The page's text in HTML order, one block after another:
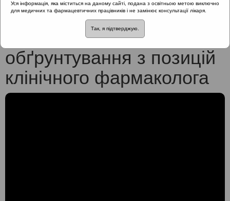
Ступенева терапія АР в
умовах пандемії:
обґрунтування з позицій
клінічного фармаколога
Уся інформація, яка міститься на даному сайті, подана з освітньою метою виключно
для медичних та фармацевтичних працівників і не замінює консультації лікаря.
Так, я підтверджую.